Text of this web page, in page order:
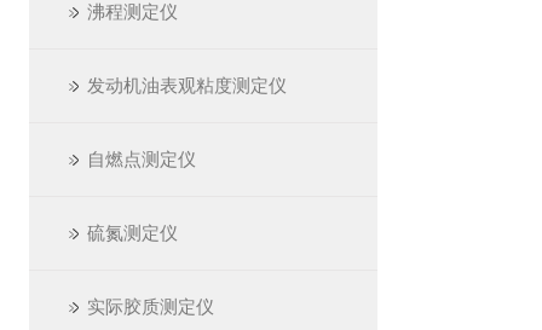
沸程测定仪
发动机油表观粘度测定仪
自燃点测定仪
硫氮测定仪
实际胶质测定仪